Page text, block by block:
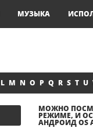
МУЗЫКА
L M N O P Q R S T U
МОЖНО
РЕЖИМЕ, И
АНДРОИД OS